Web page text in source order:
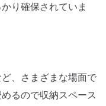
り確保されていま
、さまざまな場面で
るので収納スペース